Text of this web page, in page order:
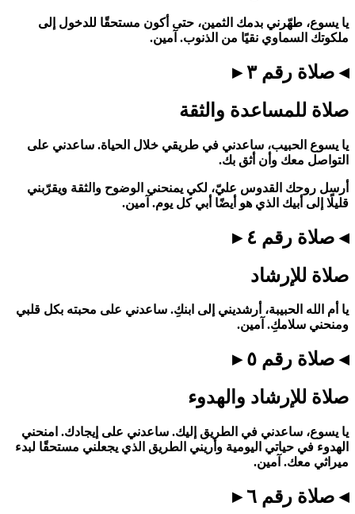
يا يسوع، طهّرني بدمك الثمين، حتى أكون مستحقًا للدخول إلى
ملكوتك السماوي نقيًا من الذنوب. آمين.
◂ صلاة رقم ٣ ▸
صلاة للمساعدة والثقة
يا يسوع الحبيب، ساعدني في طريقي خلال الحياة. ساعدني على
التواصل معك وأن أثق بك.
أرسل روحك القدوس عليّ، لكي يمنحني الوضوح والثقة ويقرّبني
قليلًا إلى أبيك الذي هو أيضًا أبي كل يوم. آمين.
◂ صلاة رقم ٤ ▸
صلاة للإرشاد
يا أم الله الحبيبة، أرشديني إلى ابنكِ. ساعدني على محبته بكل قلبي
ومنحني سلامكِ. آمين.
◂ صلاة رقم ٥ ▸
صلاة للإرشاد والهدوء
يا يسوع، ساعدني في الطريق إليك. ساعدني على إيجادك. امنحني
الهدوء في حياتي اليومية وأريني الطريق الذي يجعلني مستحقًا لبدء
ميراثي معك. آمين.
◂ صلاة رقم ٦ ▸